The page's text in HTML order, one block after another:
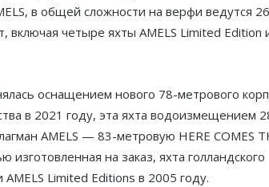
в общей сложности на верфи ведутся
включая четыре яхты AMELS Limited Edition
оснащением нового 78-метрового
в 2021 году, эта яхта водоизмещением
AMELS — 83-метровую HERE COMES
на заказ, яхта голландского
Limited Editions в 2005 году.